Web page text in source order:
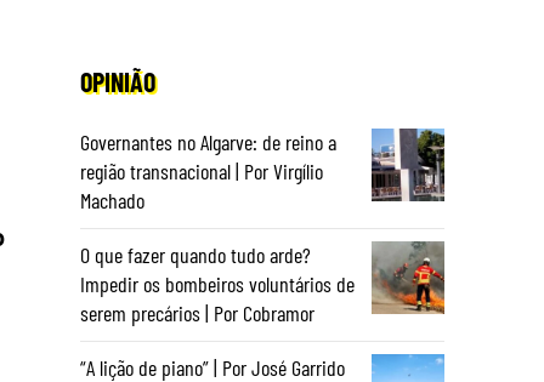
OPINIÃO
Governantes no Algarve: de reino a
região transnacional | Por Virgílio
Machado
O que fazer quando tudo arde?
Impedir os bombeiros voluntários de
serem precários | Por Cobramor
“A lição de piano” | Por José Garrido